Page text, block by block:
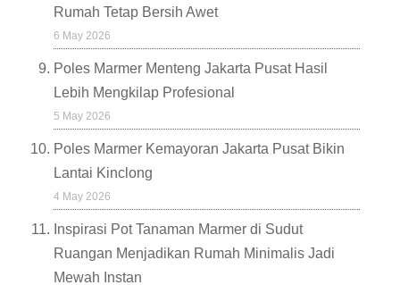
Rumah Tetap Bersih Awet
6 May 2026
Poles Marmer Menteng Jakarta Pusat Hasil
Lebih Mengkilap Profesional
5 May 2026
Poles Marmer Kemayoran Jakarta Pusat Bikin
Lantai Kinclong
4 May 2026
Inspirasi Pot Tanaman Marmer di Sudut
Ruangan Menjadikan Rumah Minimalis Jadi
Mewah Instan